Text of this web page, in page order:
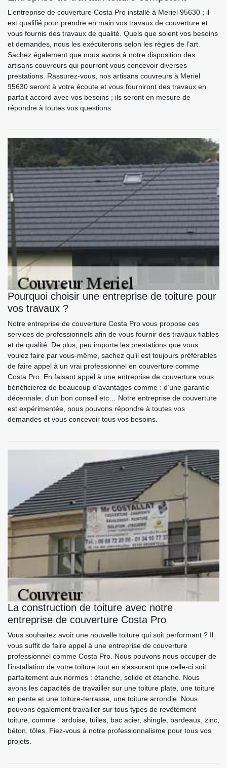
L’entreprise de couverture Costa Pro installé à Meriel 95630 ; il
est qualifié pour prendre en main vos travaux de couverture et
vous fournis des travaux de qualité. Quels que soient vos besoins
et demandes, nous les exécuterons selon les règles de l’art.
Sachez également que nous avons à notre disposition des
artisans couvreurs qui pourront vous concevoir diverses
prestations. Rassurez-vous, nos artisans couvreurs à Meriel
95630 seront à votre écoute et vous fourniront des travaux en
parfait accord avec vos besoins ; ils seront en mesure de
répondre à toutes vos questions.
Pourquoi choisir une entreprise de toiture pour
vos travaux ?
Notre entreprise de couverture Costa Pro vous propose ces
services de professionnels afin de vous fournir des travaux fiables
et de qualité. De plus, peu importe les prestations que vous
voulez faire par vous-même, sachez qu’il est toujours préférables
de faire appel à un vrai professionnel en couverture comme
Costa Pro. En faisant appel à une entreprise de couverture vous
bénéficierez de beaucoup d’avantages comme : d’une garantie
décennale, d’un bon conseil etc… Notre entreprise de couverture
est expérimentée, nous pouvons répondre à toutes vos
demandes et vous concevoir tous vos besoins.
La construction de toiture avec notre
entreprise de couverture Costa Pro
Vous souhaitez avoir une nouvelle toiture qui soit performant ? Il
vous suffit de faire appel à une entreprise de couverture
professionnel comme Costa Pro. Nous pouvons nous occuper de
l’installation de votre toiture tout en s’assurant que celle-ci soit
parfaitement aux normes : étanche, solide et étanche. Nous
avons les capacités de travailler sur une toiture plate, une toiture
en pente et une toiture-terrasse, une toiture arrondie. Nous
pouvons également travailler sur tous types de revêtement
toiture, comme : ardoise, tuiles, bac acier, shingle, bardeaux, zinc,
béton, tôles. Fiez-vous à notre professionnalisme pour tous vos
projets.